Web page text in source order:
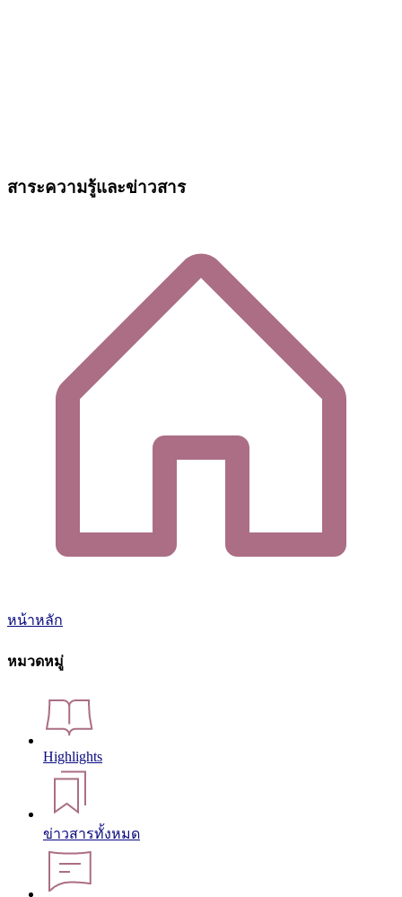
สาระความรู้และข่าวสาร
หน้าหลัก
หมวดหมู่
Highlights
ข่าวสารทั้งหมด